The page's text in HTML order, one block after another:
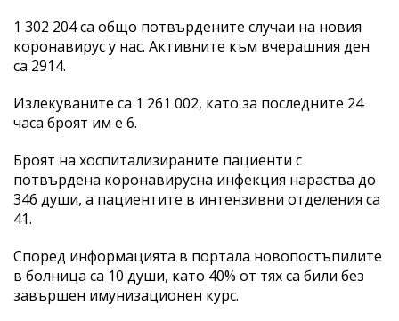
1 302 204 са общо потвърдените случаи на новия
коронавирус у нас. Активните към вчерашния ден
са 2914.
Излекуваните са 1 261 002, като за последните 24
часа броят им е 6.
Броят на хоспитализираните пациенти с
потвърдена коронавирусна инфекция нараства до
346 души, а пациентите в интензивни отделения са
41.
Според информацията в портала новопостъпилите
в болница са 10 души, като 40% от тях са били без
завършен имунизационен курс.